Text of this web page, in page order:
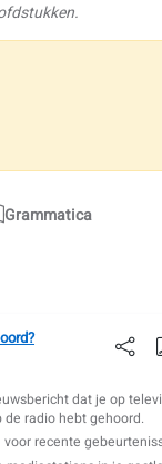
Grammatica
dat je op
radio hebt gehoord.
recente